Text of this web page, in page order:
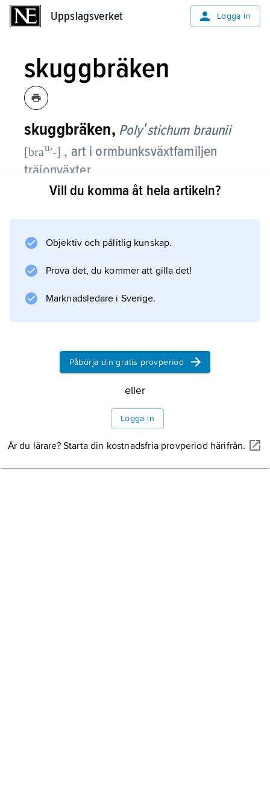
Uppslagsverket Logga in
skuggbräken
skuggbräken, Polyʹstichum braunii
[brauʹ-] , art i ormbunksväxtfamiljen
träjonväxter.
Det är en flerårig, uppemot 1 m hög art med
Sporgömmesamlingarna på bladens
undersida är täckta av sköldlika fjäll. Arten är
cirkumpolär och växer på skuggiga och
kalkhaltiga marker. I Sverige är den sällsynt
Information om artikeln
Vill du komma åt hela artikeln?
Objektiv och pålitlig kunskap.
Prova det, du kommer att gilla det!
Marknadsledare i Sverige.
Påbörja din gratis provperiod
eller
Logga in
Är du lärare? Starta din kostnadsfria provperiod härifrån.